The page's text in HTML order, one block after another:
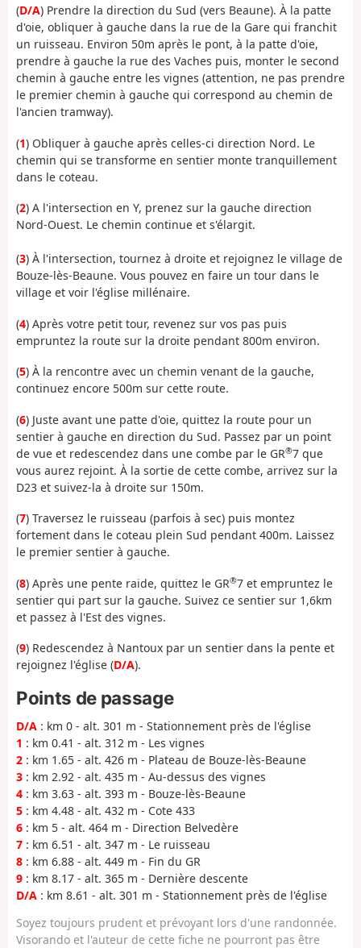
(D/A) Prendre la direction du Sud (vers Beaune). À la patte
d'oie, obliquer à gauche dans la rue de la Gare qui franchit
un ruisseau. Environ 50m après le pont, à la patte d'oie,
prendre à gauche la rue des Vaches puis, monter le second
chemin à gauche entre les vignes (attention, ne pas prendre
le premier chemin à gauche qui correspond au chemin de
l'ancien tramway).
(1) Obliquer à gauche après celles-ci direction Nord. Le
chemin qui se transforme en sentier monte tranquillement
dans le coteau.
(2) A l'intersection en Y, prenez sur la gauche direction
Nord-Ouest. Le chemin continue et s'élargit.
(3) À l'intersection, tournez à droite et rejoignez le village de
Bouze-lès-Beaune. Vous pouvez en faire un tour dans le
village et voir l'église millénaire.
(4) Après votre petit tour, revenez sur vos pas puis
empruntez la route sur la droite pendant 800m environ.
(5) À la rencontre avec un chemin venant de la gauche,
continuez encore 500m sur cette route.
(6) Juste avant une patte d'oie, quittez la route pour un
sentier à gauche en direction du Sud. Passez par un point
de vue et redescendez dans une combe par le GR®7 que
vous aurez rejoint. À la sortie de cette combe, arrivez sur la
D23 et suivez-la à droite sur 150m.
(7) Traversez le ruisseau (parfois à sec) puis montez
fortement dans le coteau plein Sud pendant 400m. Laissez
le premier sentier à gauche.
(8) Après une pente raide, quittez le GR®7 et empruntez le
sentier qui part sur la gauche. Suivez ce sentier sur 1,6km
et passez à l'Est des vignes.
(9) Redescendez à Nantoux par un sentier dans la pente et
rejoignez l'église (D/A).
Points de passage
D/A : km 0 - alt. 301 m - Stationnement près de l'église
1 : km 0.41 - alt. 312 m - Les vignes
2 : km 1.65 - alt. 426 m - Plateau de Bouze-lès-Beaune
3 : km 2.92 - alt. 435 m - Au-dessus des vignes
4 : km 3.63 - alt. 393 m - Bouze-lès-Beaune
5 : km 4.48 - alt. 432 m - Cote 433
6 : km 5 - alt. 464 m - Direction Belvedère
7 : km 6.51 - alt. 347 m - Le ruisseau
8 : km 6.88 - alt. 449 m - Fin du GR
9 : km 8.17 - alt. 365 m - Dernière descente
D/A : km 8.61 - alt. 301 m - Stationnement près de l'église
Soyez toujours prudent et prévoyant lors d'une randonnée.
Visorando et l'auteur de cette fiche ne pourront pas être